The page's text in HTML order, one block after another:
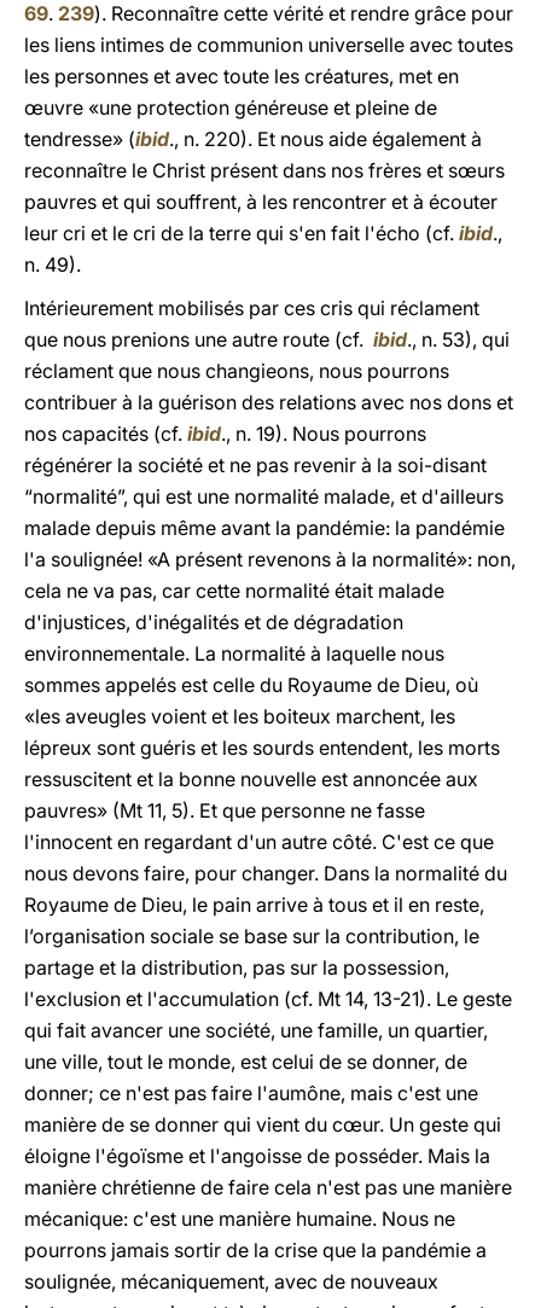
69. 239). Reconnaître cette vérité et rendre grâce pour
les liens intimes de communion universelle avec toutes
les personnes et avec toute les créatures, met en
œuvre «une protection généreuse et pleine de
tendresse» (ibid., n. 220). Et nous aide également à
reconnaître le Christ présent dans nos frères et sœurs
pauvres et qui souffrent, à les rencontrer et à écouter
leur cri et le cri de la terre qui s'en fait l'écho (cf. ibid.,
n. 49).
Intérieurement mobilisés par ces cris qui réclament
que nous prenions une autre route (cf. ibid., n. 53), qui
réclament que nous changieons, nous pourrons
contribuer à la guérison des relations avec nos dons et
nos capacités (cf. ibid., n. 19). Nous pourrons
régénérer la société et ne pas revenir à la soi-disant
“normalité”, qui est une normalité malade, et d'ailleurs
malade depuis même avant la pandémie: la pandémie
l'a soulignée! «A présent revenons à la normalité»: non,
cela ne va pas, car cette normalité était malade
d'injustices, d'inégalités et de dégradation
environnementale. La normalité à laquelle nous
sommes appelés est celle du Royaume de Dieu, où
«les aveugles voient et les boiteux marchent, les
lépreux sont guéris et les sourds entendent, les morts
ressuscitent et la bonne nouvelle est annoncée aux
pauvres» (Mt 11, 5). Et que personne ne fasse
l'innocent en regardant d'un autre côté. C'est ce que
nous devons faire, pour changer. Dans la normalité du
Royaume de Dieu, le pain arrive à tous et il en reste,
l’organisation sociale se base sur la contribution, le
partage et la distribution, pas sur la possession,
l'exclusion et l'accumulation (cf. Mt 14, 13-21). Le geste
qui fait avancer une société, une famille, un quartier,
une ville, tout le monde, est celui de se donner, de
donner; ce n'est pas faire l'aumône, mais c'est une
manière de se donner qui vient du cœur. Un geste qui
éloigne l'égoïsme et l'angoisse de posséder. Mais la
manière chrétienne de faire cela n'est pas une manière
mécanique: c'est une manière humaine. Nous ne
pourrons jamais sortir de la crise que la pandémie a
soulignée, mécaniquement, avec de nouveaux